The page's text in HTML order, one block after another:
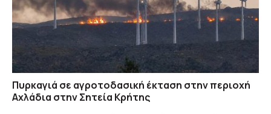
Πυρκαγιά σε αγροτοδασική έκταση στην περιοχή
Αχλάδια στην Σητεία Κρήτης